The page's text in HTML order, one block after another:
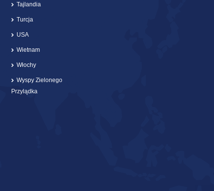
Tajlandia
Turcja
USA
Wietnam
Włochy
Wyspy Zielonego
Przylądka